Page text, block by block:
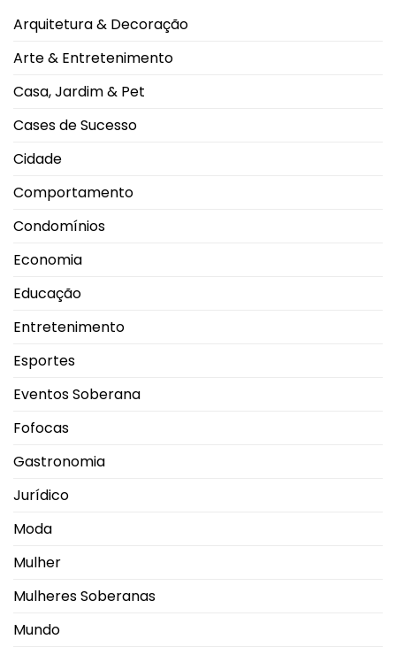
CEU
gripe
de
mensageiro
Arquitetura & Decoração
Arte & Entretenimento
Casa, Jardim & Pet
Cases de Sucesso
Cidade
Comportamento
Condomínios
Economia
Educação
Entretenimento
Esportes
Eventos Soberana
Fofocas
Gastronomia
Jurídico
Moda
Mulher
Mulheres Soberanas
Mundo